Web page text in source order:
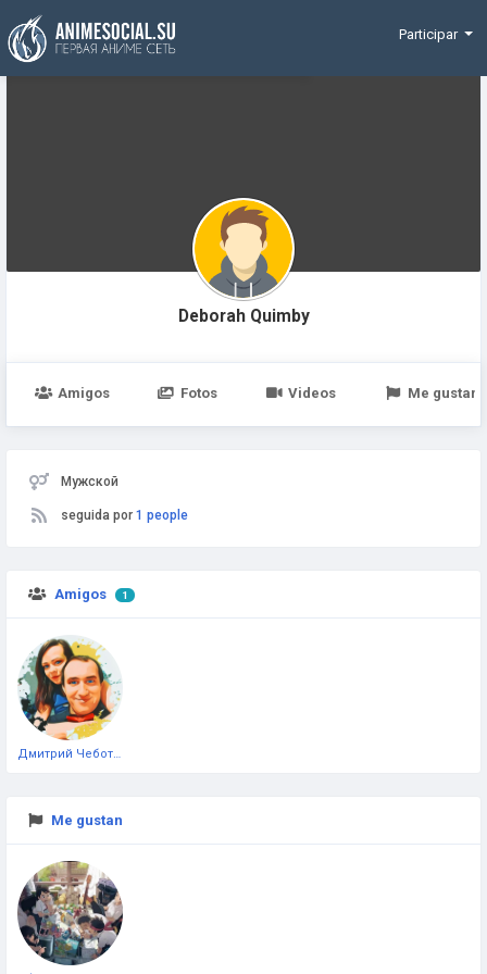
Funding
Participar
Deborah Quimby
Amigos Fotos Videos Me gustan
Мужской
seguida por 1 people
Amigos 1
Me gustan